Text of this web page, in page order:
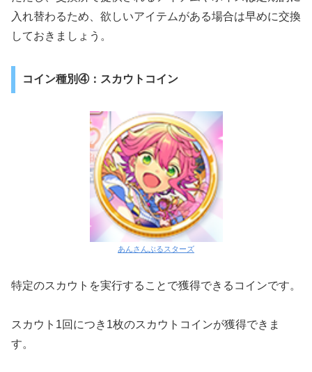
入れ替わるため、欲しいアイテムがある場合は早めに交換
しておきましょう。
コイン種別④：スカウトコイン
あんさんぶるスターズ
特定のスカウトを実行することで獲得できるコインです。
スカウト1回につき1枚のスカウトコインが獲得できま
す。